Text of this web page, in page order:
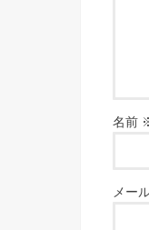
名前
メー